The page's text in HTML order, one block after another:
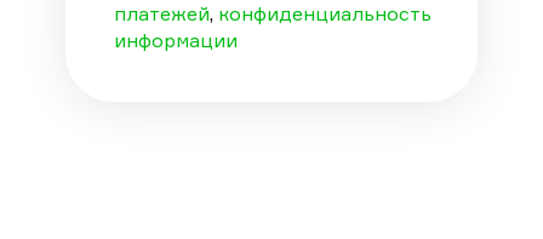
платежей, конфиденциальность
информации